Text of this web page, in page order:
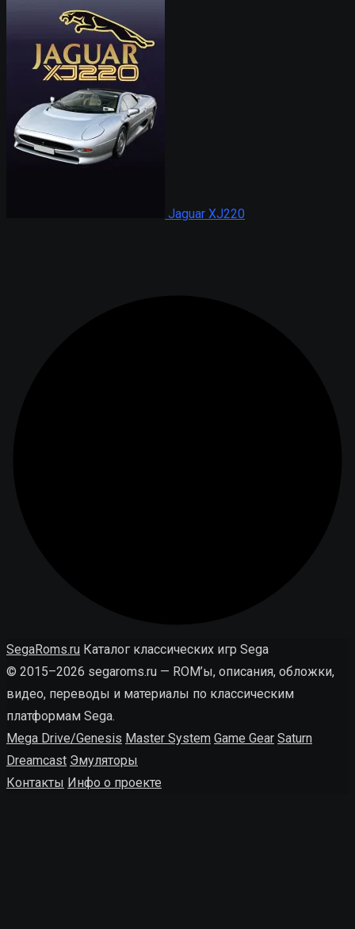
Jaguar XJ220
SegaRoms.ru Каталог классических игр Sega
© 2015–2026 segaroms.ru — ROM’ы, описания, обложки,
видео, переводы и материалы по классическим
платформам Sega.
Mega Drive/Genesis Master System Game Gear Saturn
Dreamcast Эмуляторы
Контакты Инфо о проекте